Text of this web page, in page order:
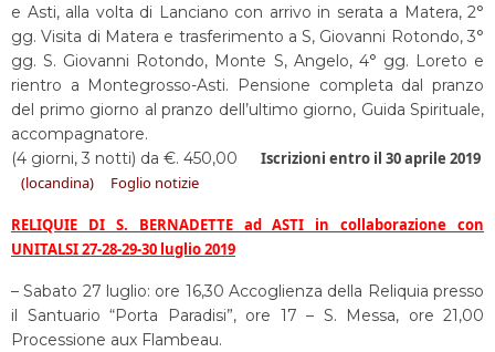
e Asti, alla volta di Lanciano con arrivo in serata a Matera, 2°
gg. Visita di Matera e trasferimento a S, Giovanni Rotondo, 3°
gg. S. Giovanni Rotondo, Monte S, Angelo, 4° gg. Loreto e
rientro a Montegrosso-Asti. Pensione completa dal pranzo
del primo giorno al pranzo dell’ultimo giorno, Guida Spirituale,
accompagnatore.
(4 giorni, 3 notti) da €. 450,00 Iscrizioni entro il 30 aprile 2019
(locandina)
Foglio notizie
RELIQUIE DI S. BERNADETTE ad ASTI in collaborazione con
UNITALSI 27-28-29-30 luglio 2019
– Sabato 27 luglio: ore 16,30 Accoglienza della Reliquia presso
il Santuario “Porta Paradisi”, ore 17 – S. Messa, ore 21,00
Processione aux Flambeau.